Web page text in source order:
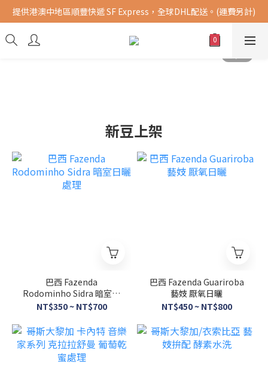
購買指定商品，滿千元免運費 (限台灣地區)
提供港澳中地區順豐快遞 SF Express，全球DHL配送。(運費另計)
購買指定商品，滿千元免運費 (限台灣地區)
新豆上架
巴西 Fazenda
Rodominho Sidra 暗室日
曬處理
NT$350 ~ NT$700
巴西 Fazenda Guariroba
藝妓 厭氧日曬
NT$450 ~ NT$800